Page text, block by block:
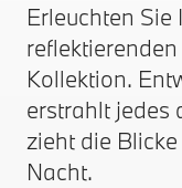
Erleuchten Sie
Kollektion.
erstrahlt jedes
zieht die
Nacht.